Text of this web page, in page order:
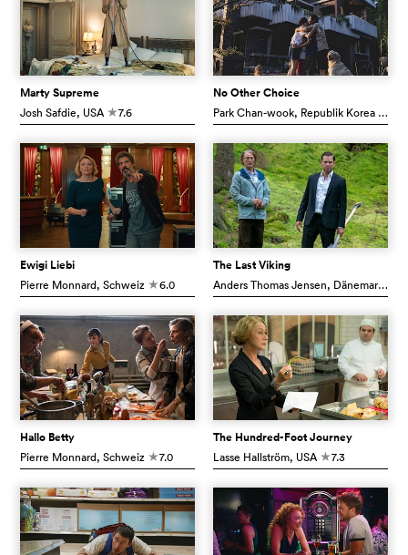
Marty Supreme
Josh Safdie, USA c7.6
No Other Choice
Park Chan-wook, Republik Korea
Ewigi Liebi
Pierre Monnard, Schweiz c6.0
The Last Viking
Anders Thomas Jensen, Dänemark
Hallo Betty
Pierre Monnard, Schweiz c7.0
The Hundred-Foot Journey
Lasse Hallström, USA c7.3